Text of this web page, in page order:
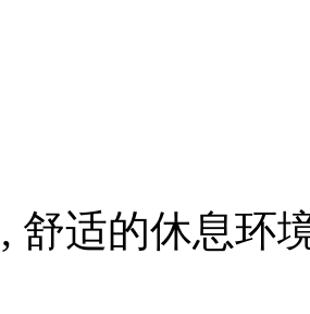
舒适的休息环